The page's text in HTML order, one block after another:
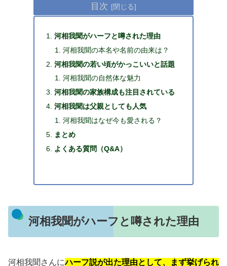
目次
河相我聞がハーフと噂された理由
河相我聞の本名や名前の由来は？
河相我聞の若い頃がかっこいいと話題
河相我聞の自然体な魅力
河相我聞の家族構成も注目されている
河相我聞は父親としても人気
河相我聞はなぜ今も愛される？
まとめ
よくある質問（Q&A）
河相我聞がハーフと噂された理由
河相我聞さんにハーフ説が出た理由として、まず挙げられ